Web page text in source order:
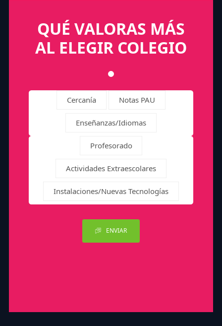
QUÉ VALORAS MÁS
AL ELEGIR COLEGIO
Cercanía Notas PAU
Enseñanzas/Idiomas
Profesorado
Actividades Extraescolares
Instalaciones/Nuevas Tecnologías
ENVIAR